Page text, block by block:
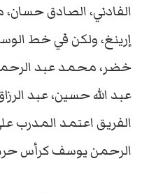
الفادني، الصادق
إرينغ، ولكن في خط
خضر، محمد عبد
عبد الله حسين، عبد
الفريق اعتمد المدرب
الرحمن يوسف كرأس